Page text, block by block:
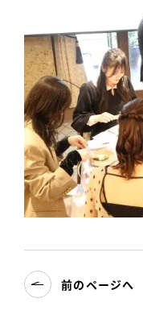
前のページへ